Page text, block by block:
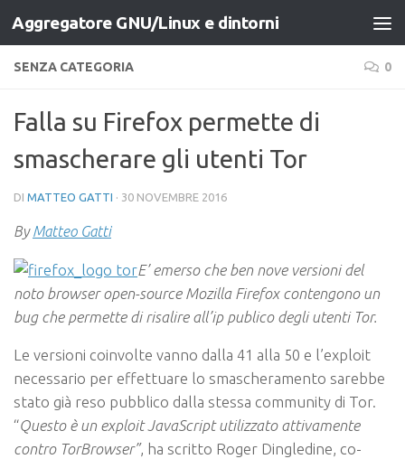
Salta al contenuto
Aggregatore GNU/Linux e dintorni
SENZA CATEGORIA 0
Falla su Firefox permette di
smascherare gli utenti Tor
DI MATTEO GATTI · 30 NOVEMBRE 2016
ByMatteo Gatti
E’ emerso che ben nove versioni del
noto browser open-source Mozilla Firefox contengono un
bug che permette di risalire all’ip publico degli utenti Tor.
Le versioni coinvolte vanno dalla 41 alla 50 e l’exploit
necessario per effettuare lo smascheramento sarebbe
stato già reso pubblico dalla stessa community di Tor.
“Questo è un exploit JavaScript utilizzato attivamente
contro TorBrowser”, ha scritto Roger Dingledine, co-